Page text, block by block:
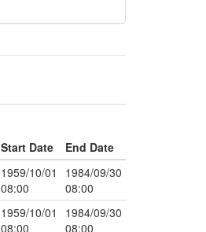
Start Date
End Date
1959/10/01
08:00
1984/09/30
08:00
1959/10/01
08:00
1984/09/30
08:00